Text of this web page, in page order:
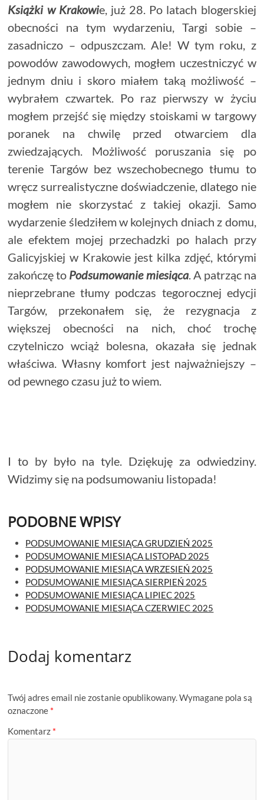
Książki w Krakowie, już 28. Po latach blogerskiej
obecności na tym wydarzeniu, Targi sobie –
zasadniczo – odpuszczam. Ale! W tym roku, z
powodów zawodowych, mogłem uczestniczyć w
jednym dniu i skoro miałem taką możliwość –
wybrałem czwartek. Po raz pierwszy w życiu
mogłem przejść się między stoiskami w targowy
poranek na chwilę przed otwarciem dla
zwiedzających. Możliwość poruszania się po
terenie Targów bez wszechobecnego tłumu to
wręcz surrealistyczne doświadczenie, dlatego nie
mogłem nie skorzystać z takiej okazji. Samo
wydarzenie śledziłem w kolejnych dniach z domu,
ale efektem mojej przechadzki po halach przy
Galicyjskiej w Krakowie jest kilka zdjęć, którymi
zakończę to Podsumowanie miesiąca. A patrząc na
nieprzebrane tłumy podczas tegorocznej edycji
Targów, przekonałem się, że rezygnacja z
większej obecności na nich, choć trochę
czytelniczo wciąż bolesna, okazała się jednak
właściwa. Własny komfort jest najważniejszy –
od pewnego czasu już to wiem.
I to by było na tyle. Dziękuję za odwiedziny.
Widzimy się na podsumowaniu listopada!
PODOBNE WPISY
PODSUMOWANIE MIESIĄCA GRUDZIEŃ 2025
PODSUMOWANIE MIESIĄCA LISTOPAD 2025
PODSUMOWANIE MIESIĄCA WRZESIEŃ 2025
PODSUMOWANIE MIESIĄCA SIERPIEŃ 2025
PODSUMOWANIE MIESIĄCA LIPIEC 2025
PODSUMOWANIE MIESIĄCA CZERWIEC 2025
Dodaj komentarz
Twój adres email nie zostanie opublikowany.Wymagane pola są
oznaczone *
Komentarz *